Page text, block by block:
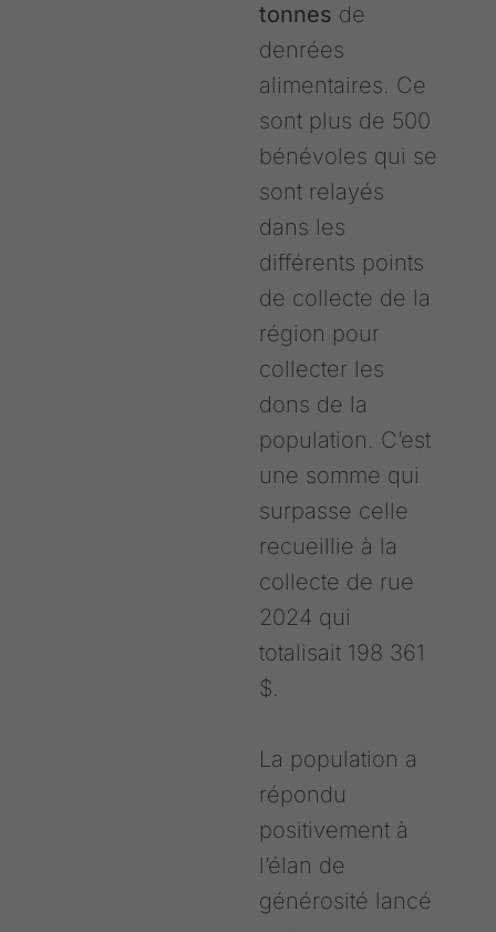
tonnes de
denrées
alimentaires. Ce
sont plus de 500
bénévoles qui se
sont relayés
dans les
différents points
de collecte de la
région pour
collecter les
dons de la
population. C’est
une somme qui
surpasse celle
recueillie à la
collecte de rue
2024 qui
totalisait 198 361
$.
La population a
répondu
positivement à
l’élan de
générosité lancé